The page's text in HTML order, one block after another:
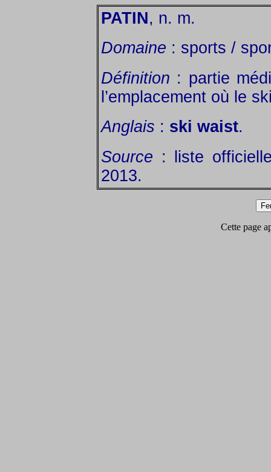
PATIN, n. m.
Domaine : sports /
Définition : partie
l’emplacement où le
Anglais : ski waist.
Source : liste
2013.
Cette page